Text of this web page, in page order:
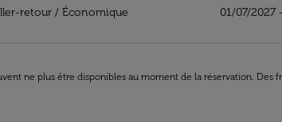
retour / Économique 01/07/2027
ne plus être disponibles au moment de la réservation. Des